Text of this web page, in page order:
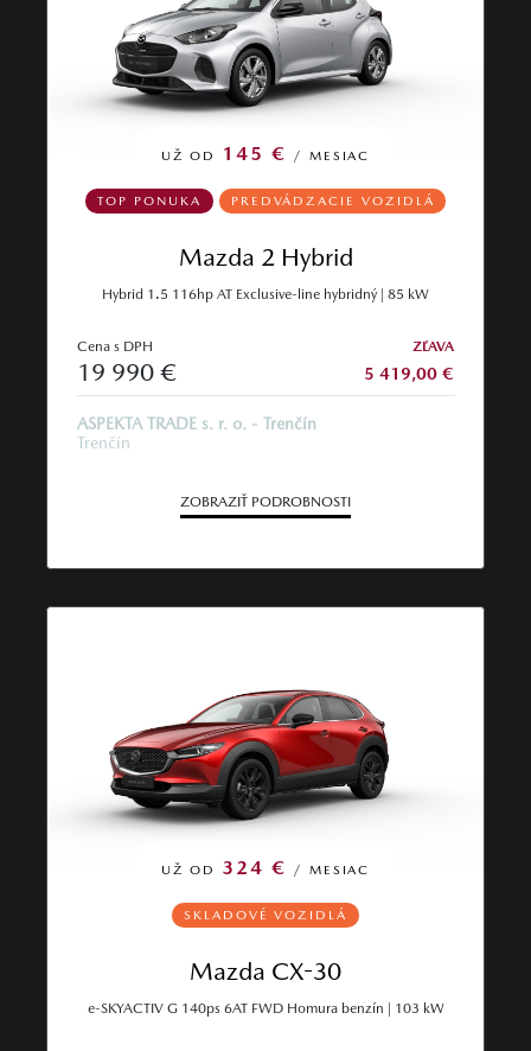
UŽ OD 145 € / MESIAC
TOP PONUKA PREDVÁDZACIE VOZIDLÁ
Mazda 2 Hybrid
Hybrid 1.5 116hp AT Exclusive-line hybridný | 85 kW
Cena s DPH
19 990 €
ZĽAVA
5 419,00 €
ASPEKTA TRADE s. r. o. - Trenčín
Trenčín
ZOBRAZIŤ PODROBNOSTI
UŽ OD 324 € / MESIAC
SKLADOVÉ VOZIDLÁ
Mazda CX-30
e‑SKYACTIV G 140ps 6AT FWD Homura benzín | 103 kW